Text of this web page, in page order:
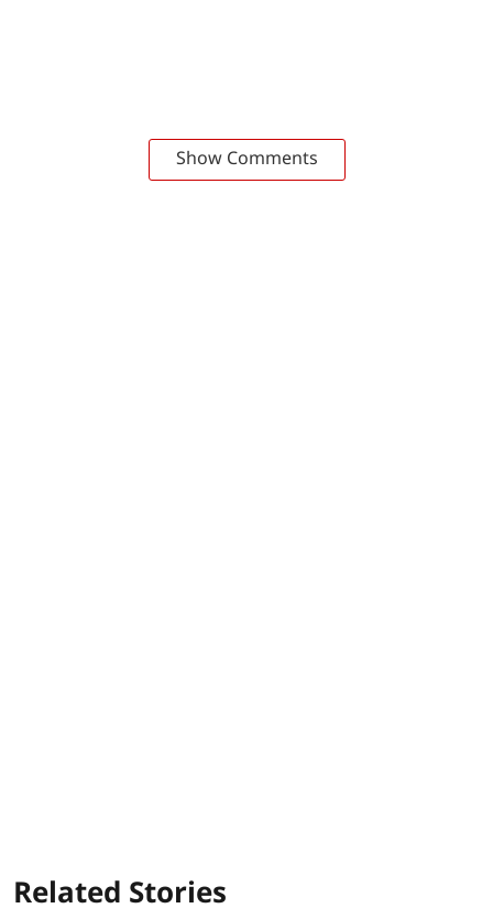
Show Comments
Related Stories